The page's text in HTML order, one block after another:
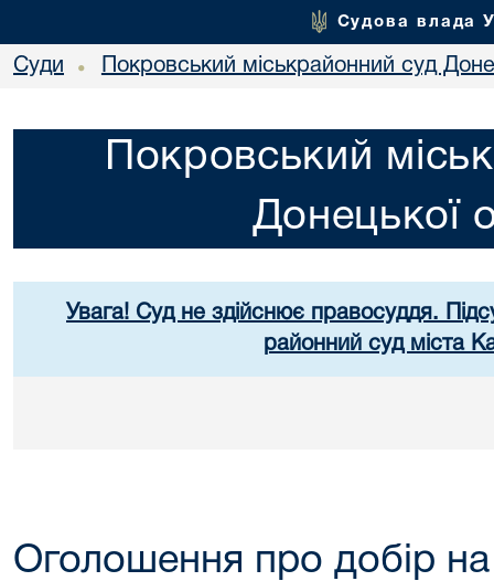
Судова влада
Суди • Покровський міськрайонний суд
Покровський
Донецької
Увага! Суд не здійснює правосуддя.
районний суд міста
Оголошення про добір на